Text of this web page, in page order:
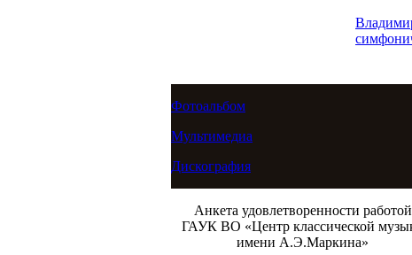
Фотоальбом
Мультимедиа
Дискография
Анкета удовлетворенности работой
ГАУК ВО «Центр классической
имени А.Э.Маркина»